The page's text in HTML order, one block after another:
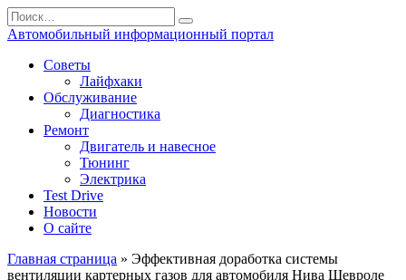
Перейти
к
Search
for:
Автомобильный информационный портал
Советы
Лайфхаки
Обслуживание
Диагностика
Ремонт
Двигатель и навесное
Тюнинг
Электрика
Test Drive
Новости
О сайте
Главная страница » Эффективная доработка системы
вентиляции картерных газов для автомобиля Нива Шевроле